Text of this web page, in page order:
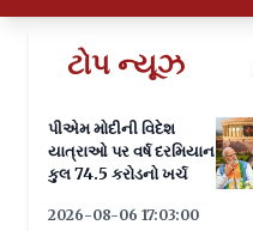
ટોપ ન્યૂઝ
પીએમ મોદીની વિદેશ
યાત્રાઓ પર વર્ષ દરમિયાન
કુલ 74.5 કરોડનો ખર્ચ
2026-08-06 17:03:00